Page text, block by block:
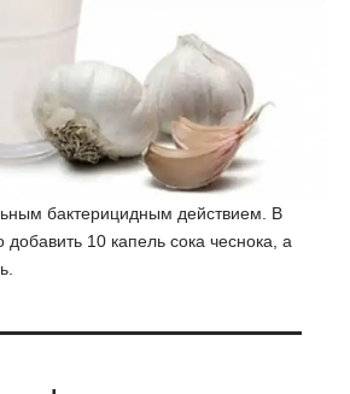
бактерицидным действием. В
10 капель сока чеснока, а